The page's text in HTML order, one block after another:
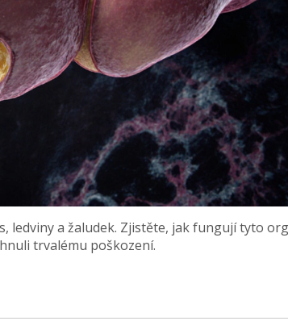
ledviny a žaludek. Zjistěte, jak fungují tyto
trvalému poškození.